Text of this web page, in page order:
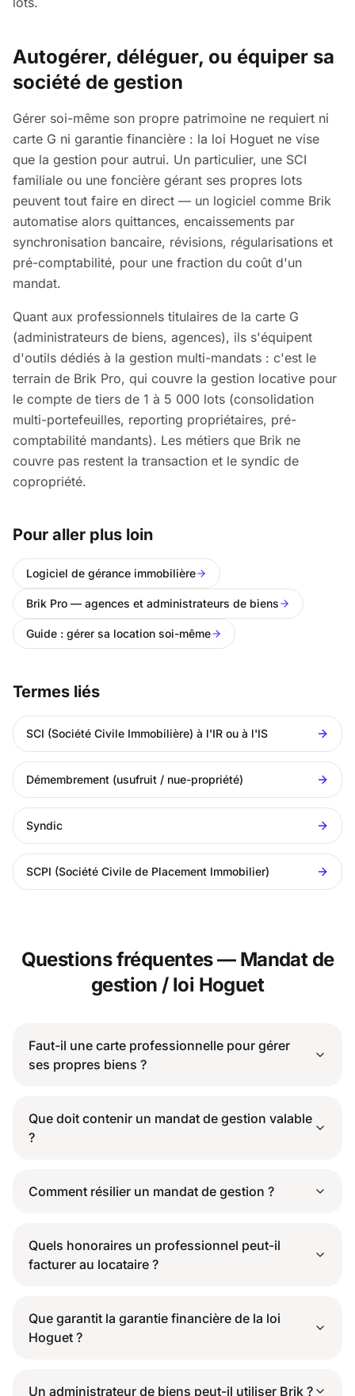
Autogérer, déléguer, ou équiper sa
société de gestion
Gérer soi-même son propre patrimoine ne requiert ni
carte G ni garantie financière : la loi Hoguet ne vise
que la gestion pour autrui. Un particulier, une SCI
familiale ou une foncière gérant ses propres lots
peuvent tout faire en direct — un logiciel comme Brik
automatise alors quittances, encaissements par
synchronisation bancaire, révisions, régularisations et
pré-comptabilité, pour une fraction du coût d'un
mandat.
Quant aux professionnels titulaires de la carte G
(administrateurs de biens, agences), ils s'équipent
d'outils dédiés à la gestion multi-mandats : c'est le
terrain de Brik Pro, qui couvre la gestion locative pour
le compte de tiers de 1 à 5 000 lots (consolidation
multi-portefeuilles, reporting propriétaires, pré-
comptabilité mandants). Les métiers que Brik ne
couvre pas restent la transaction et le syndic de
copropriété.
Pour aller plus loin
Logiciel de gérance immobilière
Brik Pro — agences et administrateurs de biens
Guide : gérer sa location soi-même
Termes liés
SCI (Société Civile Immobilière) à l'IR ou à l'IS
Démembrement (usufruit / nue-propriété)
Syndic
SCPI (Société Civile de Placement Immobilier)
Questions fréquentes — Mandat de
gestion / loi Hoguet
Faut-il une carte professionnelle pour gérer
ses propres biens ?
Que doit contenir un mandat de gestion valable
?
Comment résilier un mandat de gestion ?
Quels honoraires un professionnel peut-il
facturer au locataire ?
Que garantit la garantie financière de la loi
Hoguet ?
Un administrateur de biens peut-il utiliser Brik ?